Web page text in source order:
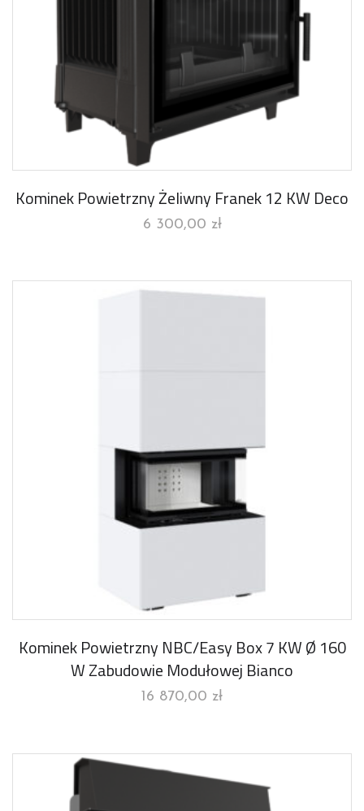
Kominek Powietrzny Żeliwny Franek 12 KW Deco
6 300,00 zł
Kominek Powietrzny NBC/Easy Box 7 KW Ø 160
W Zabudowie Modułowej Bianco
16 870,00 zł